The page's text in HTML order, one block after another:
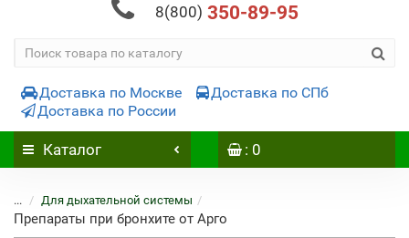
8(800) 350-89-95
Доставка по Москве
Доставка по СПб
Доставка по России
Каталог : 0
... Для дыхательной системы
Препараты при бронхите от Арго